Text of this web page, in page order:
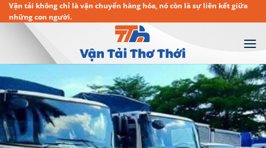
Chuyển
đến
Vận tải không chỉ là vận chuyển hàng hóa, nó còn là sự liên kết giữa
những con người.